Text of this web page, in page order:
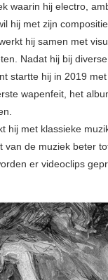
waarin hij electro,
hij met zijn
hij samen met
Nadat hij bij
startte hij in 2019
wapenfeit, het
hij met klassieke
van de muziek beter
er videoclips